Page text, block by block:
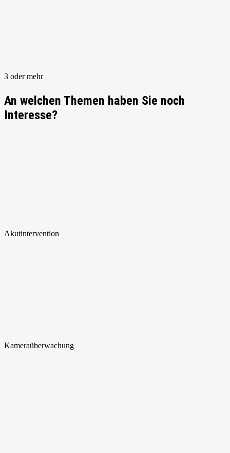
3 oder mehr
An welchen Themen haben Sie noch
Interesse?
Akutintervention
Kameraüberwachung